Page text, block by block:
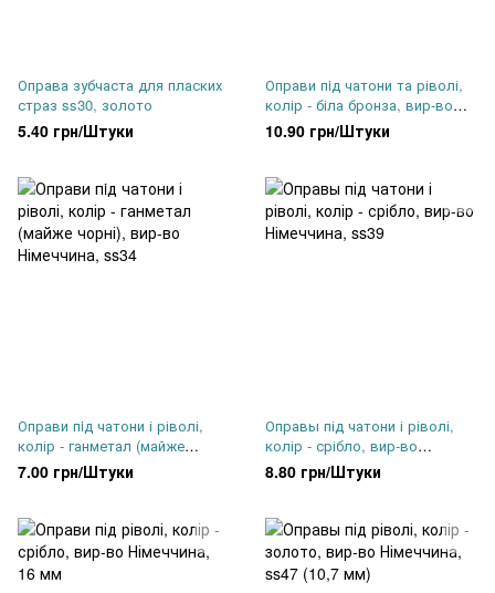
Оправа зубчаста для пласких
страз ss30, золото
5.40 грн/Штуки
Оправи пiд чатони та ріволі,
колір - біла бронза, вир-во
Німеччина, ss47 (10,7 мм)
10.90 грн/Штуки
Оправи пiд чатони і ріволі,
колір - ганметал (майже
чорні), вир-во Німеччина, ss34
7.00 грн/Штуки
Оправы під чатони і ріволі,
колір - срібло, вир-во
Німеччина, ss39
8.80 грн/Штуки